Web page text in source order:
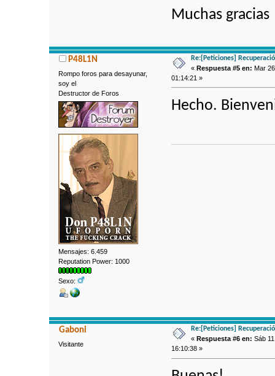
Muchas gracias
P48L1N
Rompo foros para desayunar,
soy el
Destructor de Foros
Mensajes: 6.459
Reputation Power: 1000
Sexo:
Re:[Peticiones]
«Respuesta #5 en: Mar
01:14:21 »
Hecho.
Gaboni
Visitante
Re:[Peticiones]
« Respuesta #6 en: Sáb
16:10:38 »